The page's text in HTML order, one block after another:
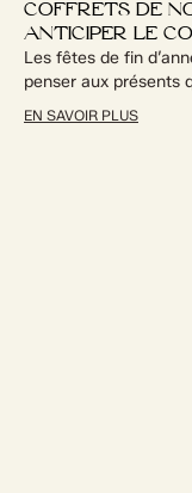
COFFRETS DE
ANTICIPER LE
Les fêtes de fin
penser aux présents
EN SAVOIR PLUS